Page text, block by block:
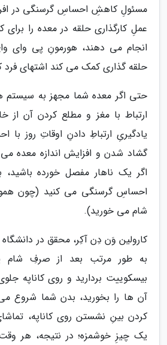
مسئولِ کاهشِ احساسِ گرسنگی در
عملِ کارگذاری حلقه در معده را
انجام می دهند، هورمونِ پی وای
حلقه گذاری کمک می کند اشتهای
حتی اگر معده شما مجهز به سیستم
ارتباط با مغز و مطلع کردن آن از
یادگیریِ ارتباطِ دادنِ اوقاتِ روز
گشاد شدن و افزایش اندازه معده می
اگر یک ناهار مفصل خورده
احساسِ گرسنگی می کنید (چون
شام می خورید).
کارولین وَن دِن آکِر، محقق در دانشگاه
به طور مرتب بعد از صرفِ شام
بیسکوییت بردارید و روی کاناپه
آن ها را بخورید، بدن شما شروع می
کردن بینِ نشستن روی کاناپه،
یک چیزِ خوشمزه؛ در نتیجه، هر وقت